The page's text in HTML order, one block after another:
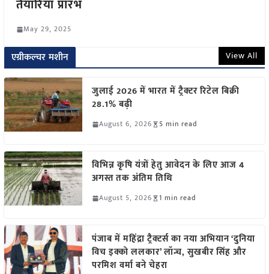
तैयारियां प्रारंभ
May 29, 2025
एग्रीकल्चर मशीन View All
जुलाई 2026 में भारत में ट्रैक्टर रिटेल बिक्री
28.1% बढ़ी
August 6, 2026 5 min read
विभिन्न कृषि यंत्रों हेतु आवेदन के लिए आज 4
अगस्त तक अंतिम तिथि
August 5, 2026 1 min read
पंजाब में महिंद्रा ट्रैक्टर्स का नया अभियान ‘दुनिया
विच इक्को ललकार’ लॉन्च, सुखबीर सिंह और
परमिश वर्मा बने चेहरा